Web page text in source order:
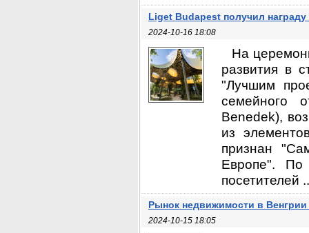
Liget Budapest получил
2024-10-16 18:08
На
развития в
"Лучшим
семейного
Benedek),
из
признан
Европе".
посетителей
Рынок недвижимости в
2024-10-15 18:05